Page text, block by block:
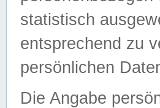
statistisch
entsprechend zu
persönlichen
Die Angabe